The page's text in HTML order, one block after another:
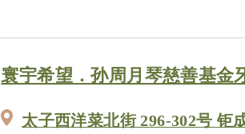
寰宇希望．孙周月琴慈善基金
太子西洋菜北街 296-302号 钜